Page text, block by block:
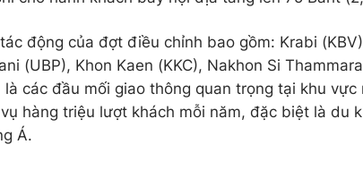
động của đợt điều chỉnh bao gồm: Krabi
(UBP), Khon Kaen (KKC), Nakhon Si
là các đầu mối giao thông quan trọng tại khu
hàng triệu lượt khách mỗi năm, đặc biệt là du
Á.